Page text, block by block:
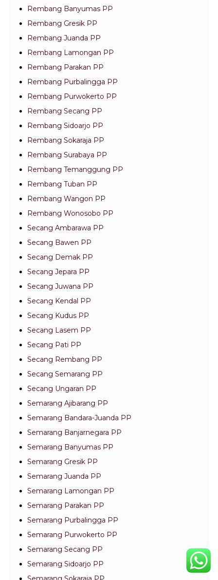
Rembang Banyumas PP
Rembang Gresik PP
Rembang Juanda PP
Rembang Lamongan PP
Rembang Parakan PP
Rembang Purbalingga PP
Rembang Purwokerto PP
Rembang Secang PP
Rembang Sidoarjo PP
Rembang Sokaraja PP
Rembang Surabaya PP
Rembang Temanggung PP
Rembang Tuban PP
Rembang Wangon PP
Rembang Wonosobo PP
Secang Ambarawa PP
Secang Bawen PP
Secang Demak PP
Secang Jepara PP
Secang Juwana PP
Secang Kendal PP
Secang Kudus PP
Secang Lasem PP
Secang Pati PP
Secang Rembang PP
Secang Semarang PP
Secang Ungaran PP
Semarang Ajibarang PP
Semarang Bandara-Juanda PP
Semarang Banjarnegara PP
Semarang Banyumas PP
Semarang Gresik PP
Semarang Juanda PP
Semarang Lamongan PP
Semarang Parakan PP
Semarang Purbalingga PP
Semarang Purwokerto PP
Semarang Secang PP
Semarang Sidoarjo PP